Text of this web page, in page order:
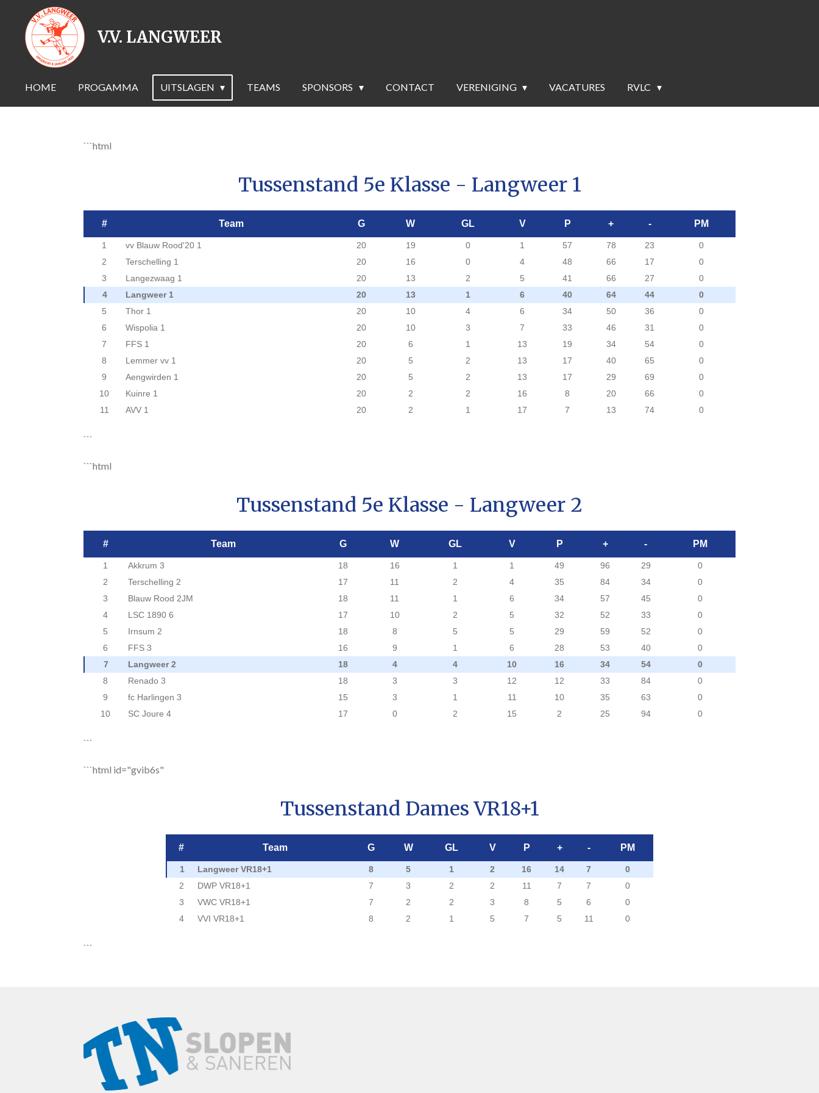
direct
naar
hoofdinhoud
V.V. LANGWEER
HOME PROGAMMA UITSLAGEN TEAMS SPONSORS CONTACT VERENIGING VACATURES RVLC
```html
Tussenstand 5e Klasse - Langweer 1
# Team G W GL V P + - PM
1 vv Blauw Rood'20 1 20 19 0 1 57 78 23
0
2
Terschelling 1 20 16 0 4 48 66 17
0
3
Langezwaag 1 20 13 2 5 41 66 27
0
4
Langweer 1 20 13 1 6 40 64 44
0
5
Thor 1 20 10 4 6 34 50 36
0
6
Wispolia 1 20 10 3 7 33 46 31
0
7
FFS 1 20 6 1 13 19 34 54
0
8
Lemmer vv 1 20 5 2 13 17 40 65
0
9
Aengwirden 1 20 5 2 13 17 29 69
0
10
Kuinre 1 20 2 2 16 8 20 66
0
11
AVV 1 20 2 1 17 7 13 74 0
```
```html
Tussenstand 5e Klasse - Langweer 2
# Team G W GL V P + - PM
1 Akkrum 3 18 16 1 1 49 96 29
0
2
Terschelling 2 17 11 2 4 35 84 34
0
3
Blauw Rood 2JM 18 11 1 6 34 57 45
0
4
LSC 1890 6 17 10 2 5 32 52 33
0
5
Irnsum 2 18 8 5 5 29 59 52
0
6
FFS 3 16 9 1 6 28 53 40
0
7
Langweer 2 18 4 4 10 16 34 54
0
8
Renado 3 18 3 3 12 12 33 84
0
9
fc Harlingen 3 15 3 1 11 10 35 63
0
10
SC Joure 4 17 0 2 15 2 25 94 0
```
```html id="gvib6s"
Tussenstand Dames VR18+1
# Team G W GL V P + - PM
1 Langweer VR18+1 8 5 1 2 16 14 7
0
2
DWP VR18+1 7 3 2 2 11 7 7
0
3
VWC VR18+1 7 2 2 3 8 5 6
0
4
VVI VR18+1 8 2 1 5 7 5 11 0
```